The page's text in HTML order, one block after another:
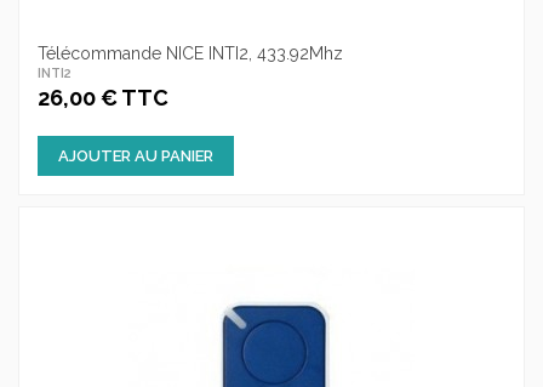
Télécommande NICE INTI2, 433.92Mhz
INTI2
26,00 € TTC
AJOUTER AU PANIER